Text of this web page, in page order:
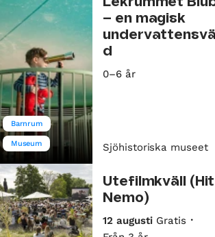
Barnrum
Museum
– en magisk
d
0–6 år
Sjöhistoriska museet
Utefilmkväll
Nemo)
12 augusti Gratis